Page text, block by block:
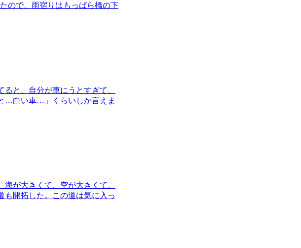
ので、雨宿りはもっぱら橋の下
と、自分が車にうとすぎて、
…白い車…」くらいしか言えま
が大きくて、空が大きくて。
も開拓した。この道は気に入っ